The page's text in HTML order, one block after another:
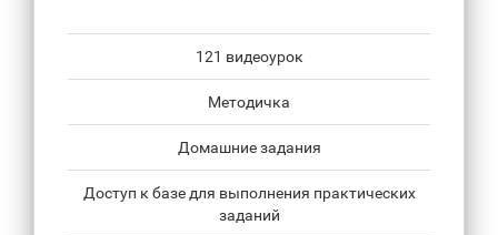
121 видеоурок
Методичка
Домашние задания
Доступ к базе для выполнения практических
заданий